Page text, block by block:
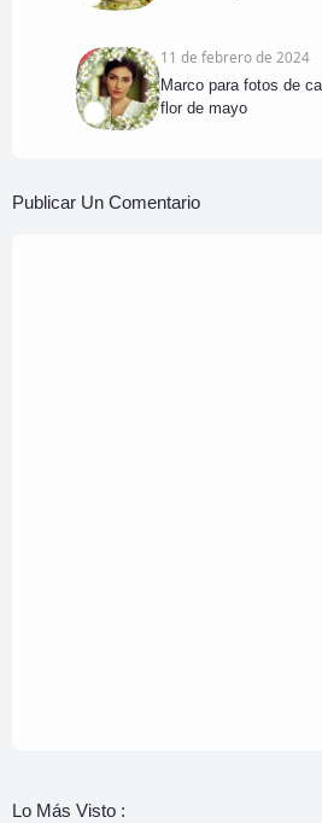
11 de febrero de 2024
Marco para fotos de
flor de mayo
Publicar Un Comentario
Lo Más Visto :